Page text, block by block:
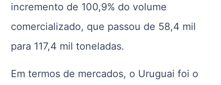
incremento de 100,9% do volume
comercializado, que passou de 58,4 mil
para 117,4 mil toneladas.
Em termos de mercados, o Uruguai foi o